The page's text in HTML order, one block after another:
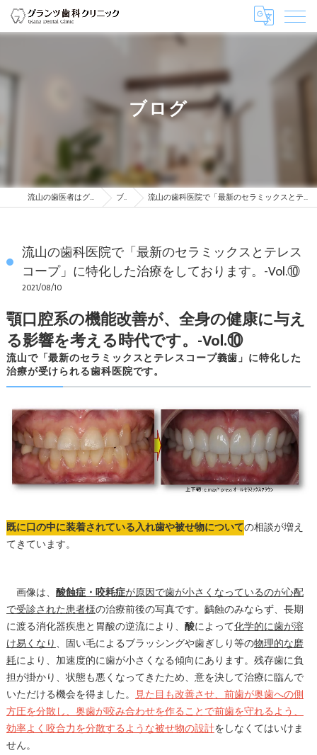
ブログ
流山の歯医者はグランツ歯科クリニック ブログ 流山の歯科医院で「最新のセラミックスとテレスコープ」に特化した治療をしております。-Vol.⑩
流山の歯科医院で「最新のセラミックスとテレス
コープ」に特化した治療をしております。-Vol.⑩
2021/08/10
流山で「最新のセラミックスとテレスコープ義歯」に特化した
治療が受けられる歯科医院です。
顎口腔系の機能改善が、全身の健康に与え
る影響を考える時代です。-Vol.⑩
既に口の中に装着されている入れ歯や被せ物についての相談が増え
てきています。
画像は、 酸蝕症・咬耗症が原因で歯が小さくなっているのが心配
で受診された患者様の治療前後の写真です。齲蝕のみならず、長期
に渡る消化器疾患と胃酸の逆流により、 酸によって化学的に歯が溶
け易くなり、固い毛によるブラッシングや歯ぎしり等の物理的な磨
耗により、加速度的に歯が小さくなる傾向にあります。残存歯に負
担が掛かり、状態も悪くなってきたため、意を決して治療に臨んで
いただける機会を得ました。 見た目も改善させ、前歯が奥歯への側
方圧を分散し、奥歯が咬み合わせを作ることで前歯を守れるよう、
効率よく咬合力を分散するような被せ物の設計をしなくてはいけま
せん。